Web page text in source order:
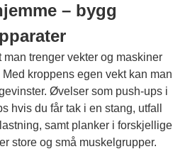
– bygg
man trenger vekter og maskiner
kroppens egen vekt kan man
Øvelser som push-ups i
hvis du får tak i en stang, utfall
samt planker i forskjellige
store og små muskelgrupper.